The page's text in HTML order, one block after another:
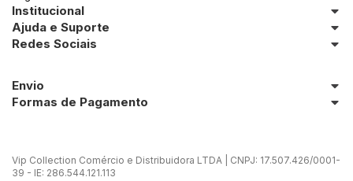
Institucional
Ajuda e Suporte
Redes Sociais
Envio
Formas de Pagamento
Vip Collection Comércio e Distribuidora LTDA | CNPJ: 17.507.426/0001-
39 - IE: 286.544.121.113